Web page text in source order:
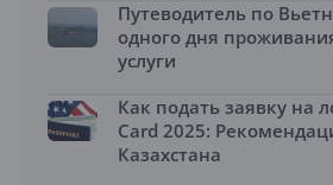
Путеводитель по
одного дня
услуги
Как подать заявку на
Card 2025:
Казахстана